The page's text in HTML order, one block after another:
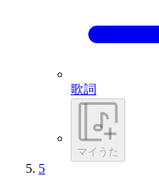
歌詞
マイうた
5